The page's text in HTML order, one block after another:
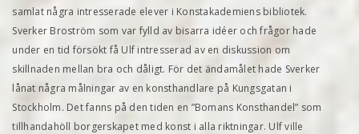
samlat några intresserade elever i Konstakademiens bibliotek.
Sverker Broström som var fylld av bisarra idéer och frågor hade
under en tid försökt få Ulf intresserad av en diskussion om
skillnaden mellan bra och dåligt. För det ändamålet hade Sverker
lånat några målningar av en konsthandlare på Kungsgatan i
Stockholm. Det fanns på den tiden en ”Bomans Konsthandel” som
tillhandahöll borgerskapet med konst i alla riktningar. Ulf ville